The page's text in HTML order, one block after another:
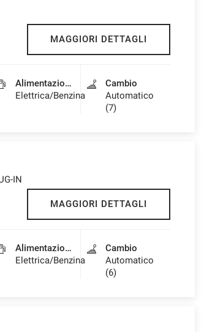
MAGGIORI DETTAGLI
Alimentazione
Elettrica/Benzina
Cambio
Automatico
(7)
IN
MAGGIORI DETTAGLI
Alimentazione
Elettrica/Benzina
Cambio
Automatico
(6)